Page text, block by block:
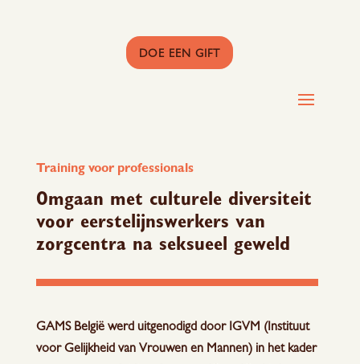
DOE EEN GIFT
Training voor professionals
Omgaan met culturele diversiteit
voor eerstelijnswerkers van
zorgcentra na seksueel geweld
GAMS België werd uitgenodigd door IGVM (Instituut
voor Gelijkheid van Vrouwen en Mannen) in het kader